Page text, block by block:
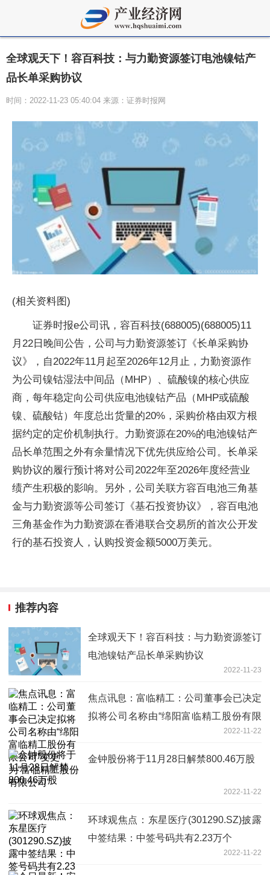
全球观天下！容百科技：与力勤资源签订电池镍钴产
品长单采购协议
时间：2022-11-23 05:40:04 来源：证券时报网
(相关资料图)
证券时报e公司讯，容百科技(688005)(688005)11
月22日晚间公告，公司与力勤资源签订《长单采购协
议》，自2022年11月起至2026年12月止，力勤资源作
为公司镍钴湿法中间品（MHP）、硫酸镍的核心供应
商，每年稳定向公司供应电池镍钴产品（MHP或硫酸
镍、硫酸钴）年度总出货量的20%，采购价格由双方根
据约定的定价机制执行。力勤资源在20%的电池镍钴产
品长单范围之外有余量情况下优先供应给公司。长单采
购协议的履行预计将对公司2022年至2026年度经营业
绩产生积极的影响。另外，公司关联方容百电池三角基
金与力勤资源等公司签订《基石投资协议》，容百电池
三角基金作为力勤资源在香港联合交易所的首次公开发
行的基石投资人，认购投资金额5000万美元。
推荐内容
全球观天下！容百科技：与力勤资源签订
电池镍钴产品长单采购协议
2022-11-23
焦点讯息：富临精工：公司董事会已决定
拟将公司名称由“绵阳富临精工股份有限
公司”变更为“富临精工股份有限公司”2022-11-22
金钟股份将于11月28日解禁800.46万股
2022-11-22
环球观焦点：东星医疗(301290.SZ)披露
中签结果：中签号码共有2.23万个
2022-11-22